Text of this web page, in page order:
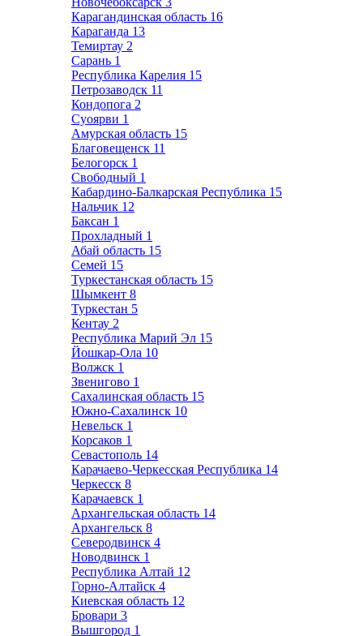
Карагандинская область 16
Караганда 13
Темиртау 2
Сарань 1
Республика Карелия 15
Петрозаводск 11
Кондопога 2
Суоярви 1
Амурская область 15
Благовещенск 11
Белогорск 1
Свободный 1
Кабардино-Балкарская Республика 15
Нальчик 12
Баксан 1
Прохладный 1
Абай область 15
Семей 15
Туркестанская область 15
Шымкент 8
Туркестан 5
Кентау 2
Республика Марий Эл 15
Йошкар-Ола 10
Волжск 1
Звенигово 1
Сахалинская область 15
Южно-Сахалинск 10
Невельск 1
Корсаков 1
Севастополь 14
Карачаево-Черкесская Республика 14
Черкесск 8
Карачаевск 1
Архангельская область 14
Архангельск 8
Северодвинск 4
Новодвинск 1
Республика Алтай 12
Горно-Алтайск 4
Киевская область 12
Бровари 3
Вышгород 1